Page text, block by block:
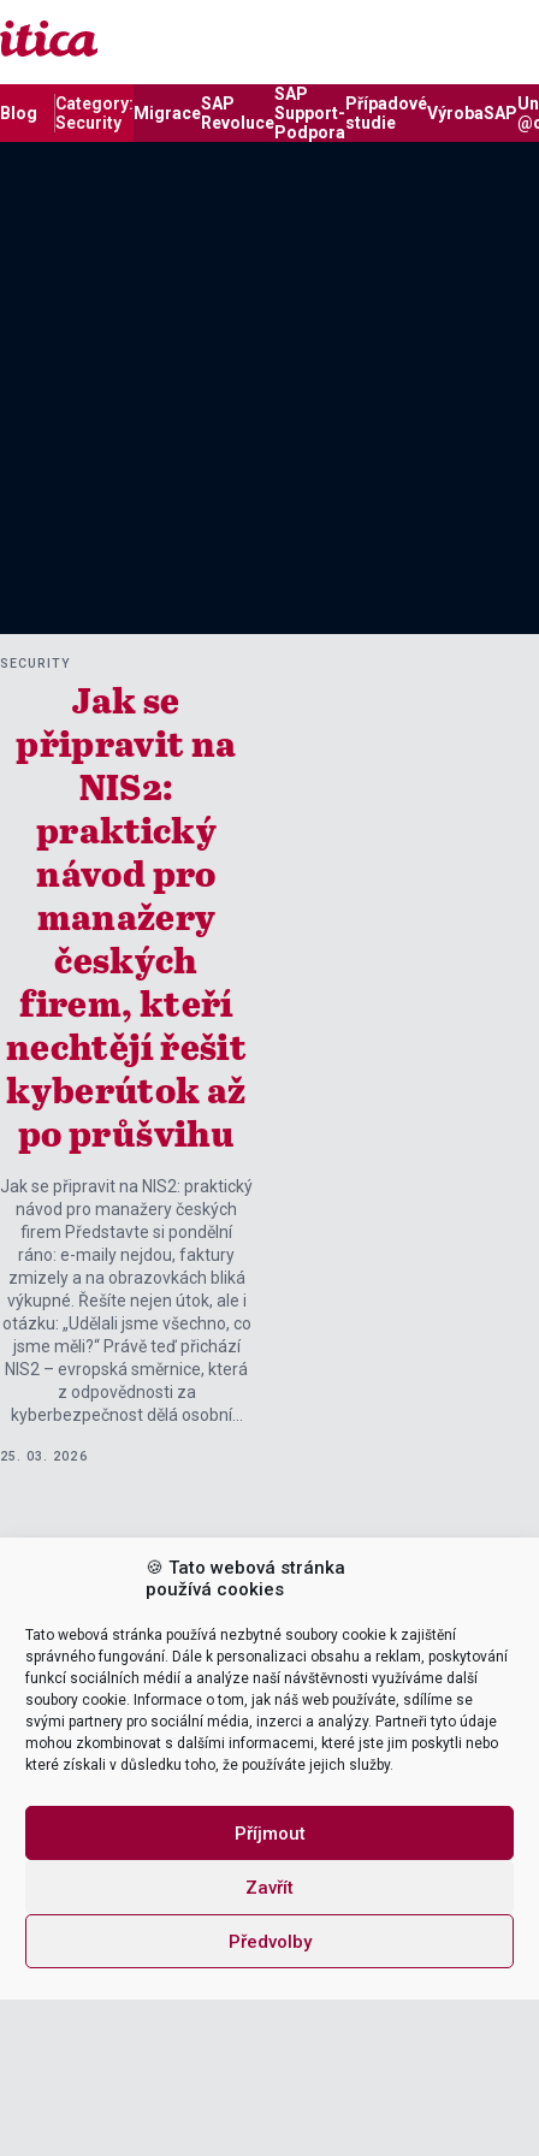
🍪 Tato webová stránka
používá cookies
Tato webová stránka používá nezbytné soubory cookie k zajištění
správného fungování. Dále k personalizaci obsahu a reklam, poskytování
funkcí sociálních médií a analýze naší návštěvnosti využíváme další
soubory cookie. Informace o tom, jak náš web používáte, sdílíme se
svými partnery pro sociální média, inzerci a analýzy. Partneři tyto údaje
mohou zkombinovat s dalšími informacemi, které jste jim poskytli nebo
které získali v důsledku toho, že používáte jejich služby.
Příjmout
Zavřít
Předvolby
Blog
Category:
Security
MigraceSAP
Revoluce
SAP
Support-
Podpora
Případové
studie
VýrobaSAP
Category:
SECURITY
Jak se
připravit na
NIS2:
praktický
návod pro
manažery
českých
firem, kteří
nechtějí řešit
kyberútok až
po průšvihu
Jak se připravit na NIS2: praktický
návod pro manažery českých
firem Představte si pondělní
ráno: e-maily nejdou, faktury
zmizely a na obrazovkách bliká
výkupné. Řešíte nejen útok, ale i
otázku: „Udělali jsme všechno, co
jsme měli?“ Právě teď přichází
NIS2 – evropská směrnice, která
z odpovědnosti za
kyberbezpečnost dělá osobní…
25. 03. 2026
+420 226 218 298
mailto
Subscribe

Company